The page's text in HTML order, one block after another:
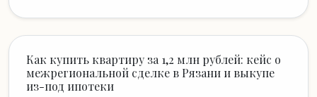
Как купить квартиру за 1,2 млн рублей: кейс о
межрегиональной сделке в Рязани и выкупе
из-под ипотеки